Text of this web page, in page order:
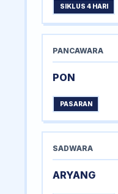
SIKLUS 4 HARI
PANCAWARA
PON
PASARAN
SADWARA
ARYANG